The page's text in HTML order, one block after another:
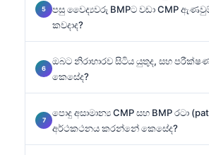
පසු වෛද්‍යවරු BMPට වඩා CMP
කවදාද?
ඔබට නිරාහාරව සිටිය යුතුද, සහ
කෙසේද?
පොදු අසාමාන්‍ය CMP සහ BMP රටා
අර්ථකථනය කරන්නේ කෙසේද?